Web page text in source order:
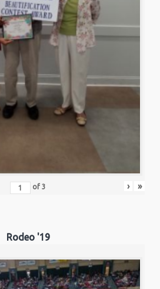
of3 › »
Rodeo '19